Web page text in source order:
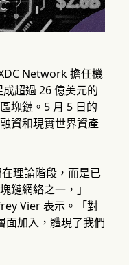
Network 擔任機
超過 26 億美元的
塊鏈。5 月 5 日的
資和現實世界資產
在理論階段，而是已
鏈網絡之一，」
Vier 表示。「對
面加入，體現了我們